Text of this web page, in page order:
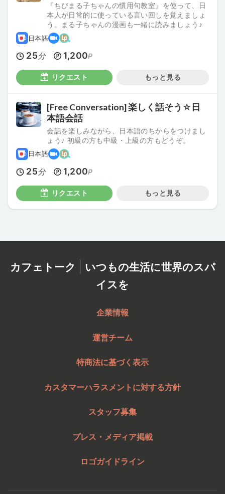
『ちびまる子ちゃんの慣用句教室』を使って、日
本人が日常的に使っている言い回しを覚えましょ
う。まる子ちゃんの漫画も一緒に読みましょう♪
日本語
25分 1,200P
リクエスト もっと見る
[Free Conversation] 楽しく話そう☆日
本語会話
会話を楽しみながら、日本語のちからをつけまし
ょう♪ 初級の方も中級・上級の方もどうぞ。
日本語
25分 1,200P
リクエスト もっと見る
カフェトーク | いつもの生活に世界のスパ
イスを
企業情報
運営チーム
特商法に基づく表示
カスタマーハラスメントに対する方針
スタッフ募集
プレス・メディア掲載
ロゴガイドライン